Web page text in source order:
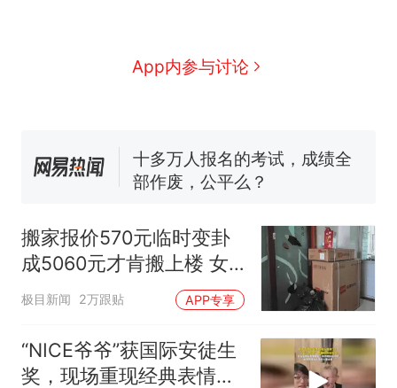
App内参与讨论
人生
新 搬家报价570元，搬到楼下
交5060元才肯搬上楼！女子傻
十多万人报名的考试，成绩全
部作废，公平么？
试前13名均遭淘汰？教育局：
已叫停招聘，成立调查组全面
核查
“不建议大家买深色蛋糕”上热
搜，网友：天塌了！
那个在床头放菜刀的女孩，
人生
搬家报价570元临时变卦
成5060元才肯搬上楼 女
子傻眼
极目新闻 2万跟贴 APP专享
“NICE爷爷”获国际安徒生
奖，现场重现经典表情